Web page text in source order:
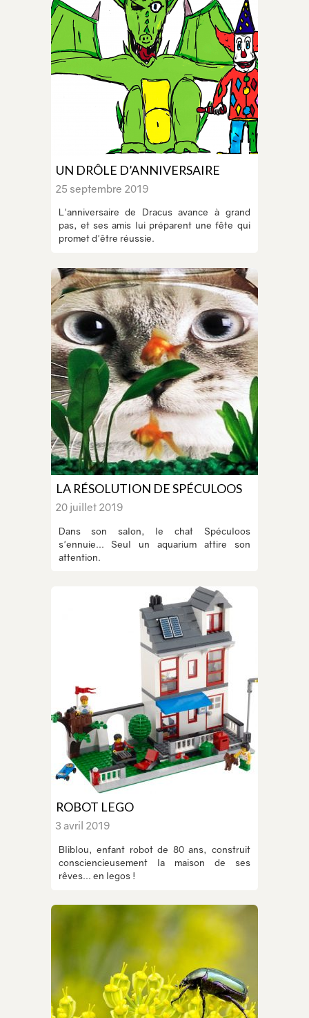
UN DRÔLE D’ANNIVERSAIRE
25 septembre 2019
L'anniversaire de Dracus avance à grand
pas, et ses amis lui préparent une fête qui
promet d'être réussie.
LA RÉSOLUTION DE SPÉCULOOS
20 juillet 2019
Dans son salon, le chat Spéculoos
s'ennuie... Seul un aquarium attire son
attention.
ROBOT LEGO
3 avril 2019
Bliblou, enfant robot de 80 ans, construit
consciencieusement la maison de ses
rêves... en legos !